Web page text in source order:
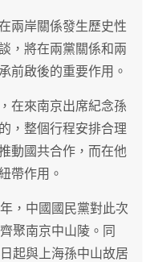
兩岸關係發生歷史性
，將在兩黨關係和兩
前啟後的重要作用。
在來南京出席紀念孫
，整個行程安排合理
動國共合作，而在他
帶作用。
，中國國民黨對此次
聚南京中山陵。同
起與上海孫中山故居